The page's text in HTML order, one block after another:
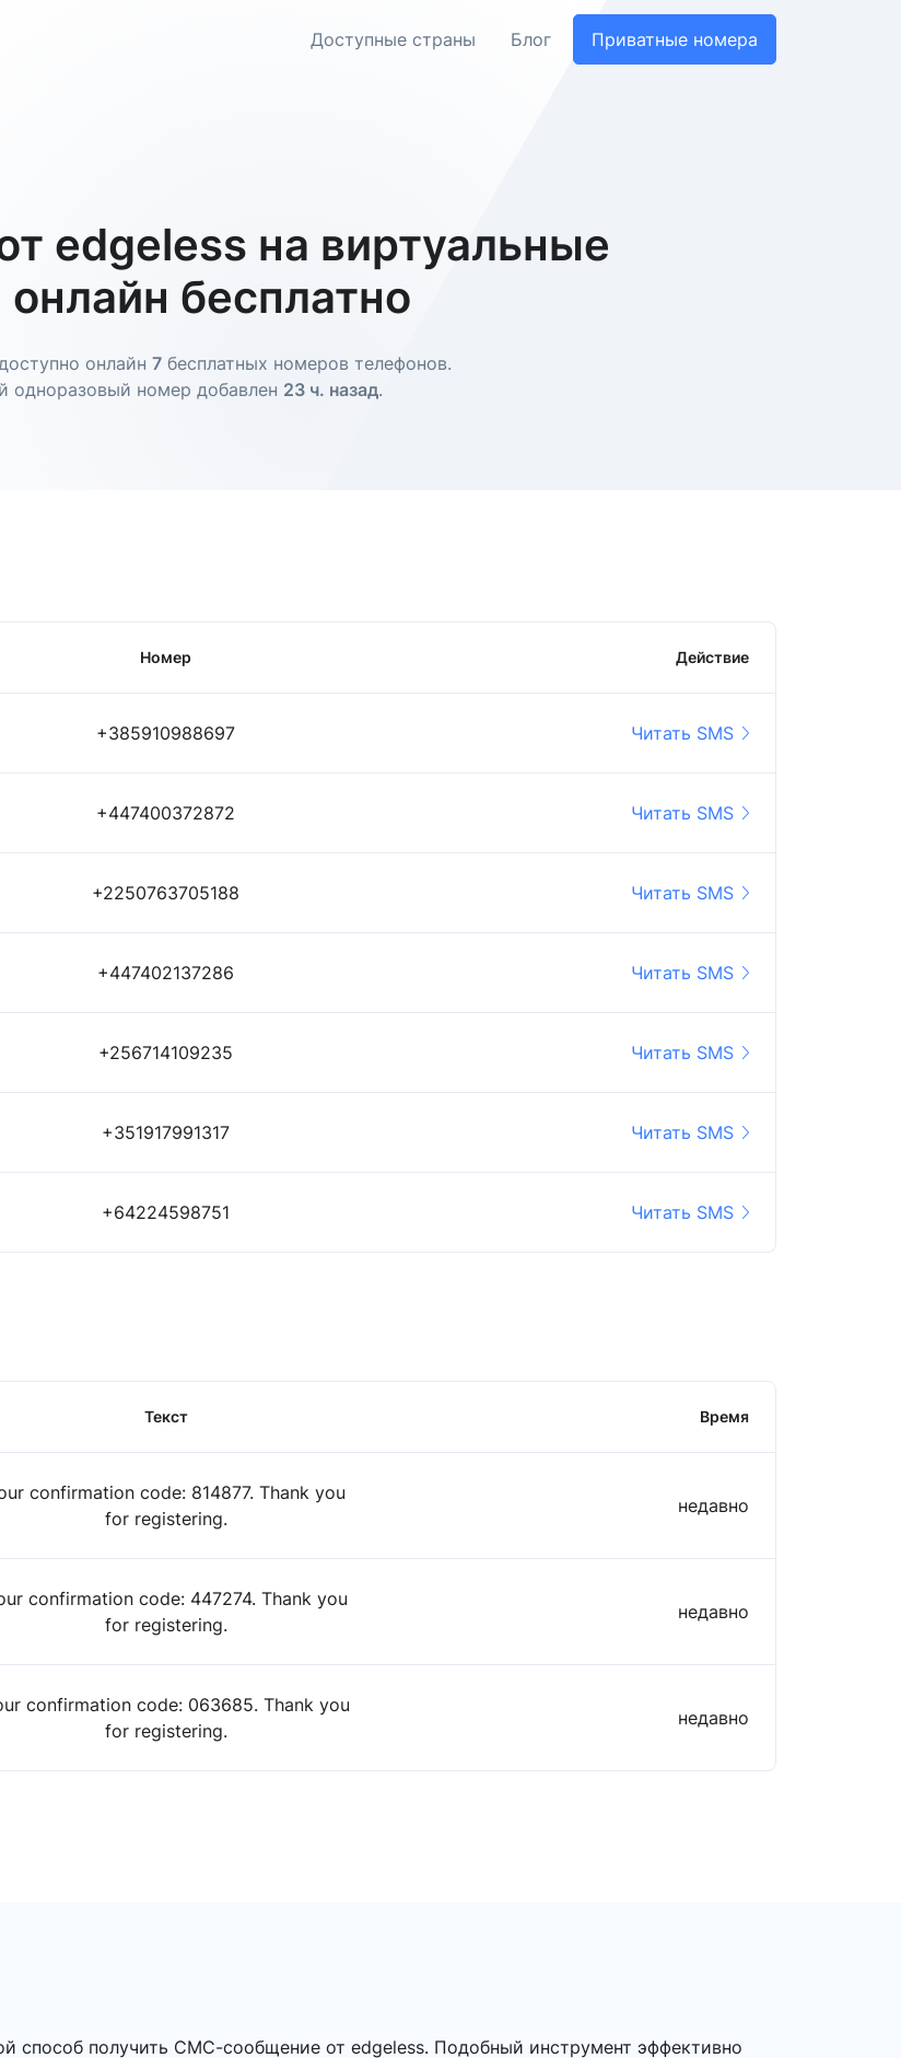
Доступные страны Блог Приватные номера
edgeless на виртуальные
онлайн бесплатно
онлайн 7 бесплатных номеров телефонов.
одноразовый номер добавлен 23 ч. назад.
Номер Действие
+385910988697 Читать SMS
+447400372872 Читать SMS
+2250763705188 Читать SMS
+447402137286 Читать SMS
+256714109235 Читать SMS
+351917991317 Читать SMS
+64224598751 Читать SMS
Текст Время
confirmation code: 814877. Thank you
for registering.
недавно
confirmation code: 447274. Thank you
for registering.
недавно
confirmation code: 063685. Thank you
for registering.
недавно
способ получить СМС-сообщение от edgeless. Подобный инструмент эффективно